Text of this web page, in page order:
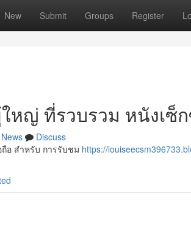
New Submit Groups Register
หญ่ ที่รวบรวม หนังเซ็
News
Discuss
อ สำหรับ การรับชม https://